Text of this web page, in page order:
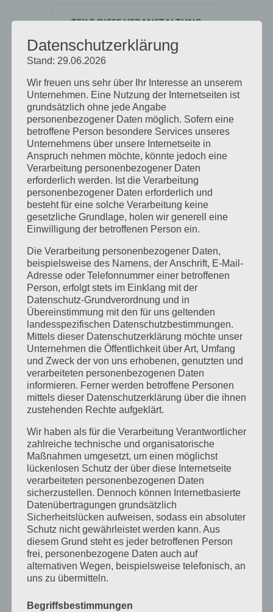
TEILE DIESE VERANSTALTUNG
Neueste Beiträge
Mit einem kühlen Kopf lernt es sich
besser
Heilpraktiker für Psychotherapie –
Prüfung bis auf weiteres nach dem
ICD10
20 Jahre Heilpraktikerschule
Landsberg
Schriftliche Prüfung vor dem
Amtsarzt für Heilpraktiker und
Heilpraktiker für Psychotherapie
Neu: Dunkelfeld Diagnostik –
Einführung und Ausbildungen in
Präsenz
Kategorien
Allgemein
Ausbildung
Heilpraktikergesetz
Heilpratkiker für Psychotherapie
Infos
Datenschutzerklärung
Stand: 29.06.2026
Wir freuen uns sehr über Ihr Interesse an unserem
Unternehmen. Eine Nutzung der Internetseiten ist
grundsätzlich ohne jede Angabe
personenbezogener Daten möglich. Sofern eine
betroffene Person besondere Services unseres
Unternehmens über unsere Internetseite in
Anspruch nehmen möchte, könnte jedoch eine
Verarbeitung personenbezogener Daten
erforderlich werden. Ist die Verarbeitung
personenbezogener Daten erforderlich und
besteht für eine solche Verarbeitung keine
gesetzliche Grundlage, holen wir generell eine
Einwilligung der betroffenen Person ein.
Die Verarbeitung personenbezogener Daten,
beispielsweise des Namens, der Anschrift, E-Mail-
Adresse oder Telefonnummer einer betroffenen
Person, erfolgt stets im Einklang mit der
Datenschutz-Grundverordnung und in
Übereinstimmung mit den für uns geltenden
landesspezifischen Datenschutzbestimmungen.
Mittels dieser Datenschutzerklärung möchte unser
Unternehmen die Öffentlichkeit über Art, Umfang
und Zweck der von uns erhobenen, genutzten und
verarbeiteten personenbezogenen Daten
informieren. Ferner werden betroffene Personen
mittels dieser Datenschutzerklärung über die ihnen
zustehenden Rechte aufgeklärt.
Wir haben als für die Verarbeitung Verantwortlicher
zahlreiche technische und organisatorische
Maßnahmen umgesetzt, um einen möglichst
lückenlosen Schutz der über diese Internetseite
verarbeiteten personenbezogenen Daten
sicherzustellen. Dennoch können Internetbasierte
Datenübertragungen grundsätzlich
Sicherheitslücken aufweisen, sodass ein absoluter
Schutz nicht gewährleistet werden kann. Aus
diesem Grund steht es jeder betroffenen Person
frei, personenbezogene Daten auch auf
alternativen Wegen, beispielsweise telefonisch, an
uns zu übermitteln.
Begriffsbestimmungen